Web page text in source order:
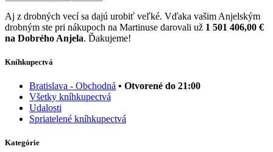
Aj z drobných vecí sa dajú urobiť veľké. Vďaka vašim Anjelským
drobným ste pri nákupoch na Martinuse darovali už 1 501 406,00 €
na Dobrého Anjela. Ďakujeme!
Kníhkupectvá
Bratislava - Obchodná • Otvorené do 21:00
Všetky kníhkupectvá
Udalosti
Spriatelené kníhkupectvá
Kategórie